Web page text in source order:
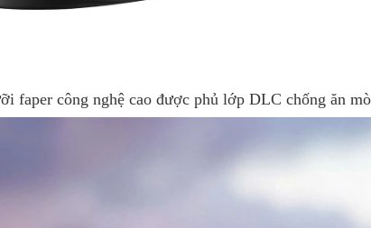
faper công nghệ cao được phủ lớp DLC chống ăn